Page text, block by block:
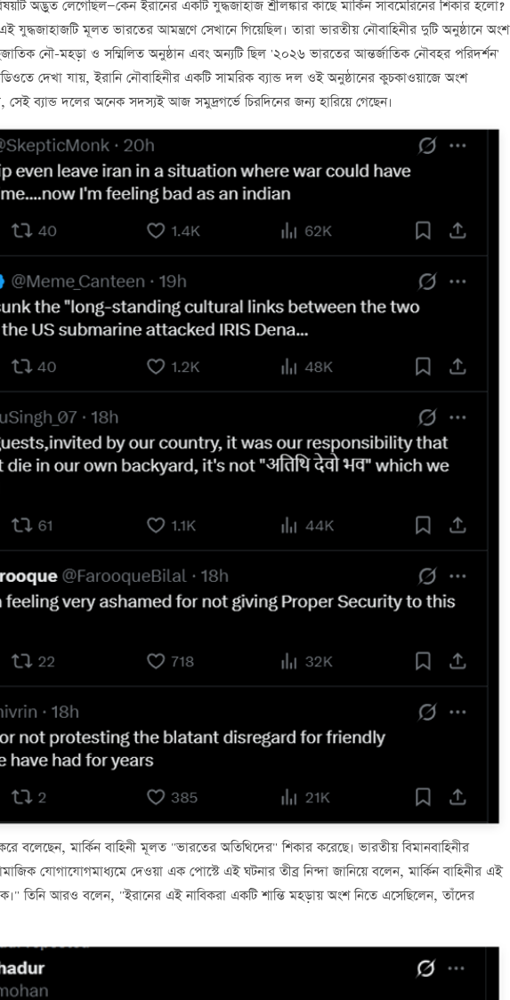
অদ্ভুত লেগেছিল—কেন ইরানের একটি যুদ্ধজাহাজ শ্রীলঙ্কার কাছে মার্কিন সাবমেরিনের শিকার হলো?
মূলত ভারতের আমন্ত্রণে সেখানে গিয়েছিল। তারা ভারতীয় নৌবাহিনীর দুটি অনুষ্ঠানে অংশ
নৌ-মহড়া ও সম্মিলিত অনুষ্ঠান এবং অন্যটি ছিল '২০২৬ ভারতের আন্তর্জাতিক নৌবহর পরিদর্শন'
দেখা যায়, ইরানি নৌবাহিনীর একটি সামরিক ব্যান্ড দল ওই অনুষ্ঠানের কুচকাওয়াজে অংশ
সেই ব্যান্ড দলের অনেক সদস্যই আজ সমুদ্রগর্ভে চিরদিনের জন্য হারিয়ে গেছেন।
বলেছেন, মার্কিন বাহিনী মূলত "ভারতের অতিথিদের" শিকার করেছে। ভারতীয় বিমানবাহিনীর
যোগাযোগমাধ্যমে দেওয়া এক পোস্টে এই ঘটনার তীব্র নিন্দা জানিয়ে বলেন, মার্কিন বাহিনীর এই
তিনি আরও বলেন, "ইরানের এই নাবিকরা একটি শান্তি মহড়ায় অংশ নিতে এসেছিলেন, তাঁদের